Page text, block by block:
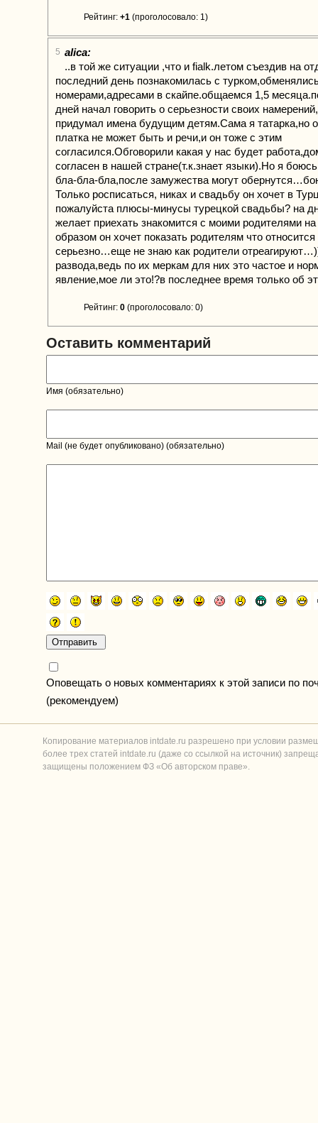
Рейтинг: +1 (проголосовало: 1)
5 alica:
..в той же ситуации ,что и fialk.летом съездив на
последний день познакомилась с
номерами,адресами в скайпе.общаемся 1,5
дней начал говорить о серьезности своих
придумал имена будущим детям.Сама я татарка,но
платка не может быть и речи,и он тоже с этим
согласился.Обговорили какая у нас будет
согласен в нашей стране(т.к.знает языки).Но я боюсь
бла-бла-бла,после замужества могут
Только росписаться, никах и свадьбу он хочет в
пожалуйста плюсы-минусы турецкой свадьбы? на
желает приехать знакомится с моими родителями
образом он хочет показать родителям что
серьезно…еще не знаю как родители
развода,ведь по их меркам для них это частое и
явление,мое ли это!?в последнее время только об
Рейтинг: 0 (проголосовало: 0)
Оставить комментарий
Имя (обязательно)
Mail (не будет опубликовано) (обязательно)
Оповещать о новых комментариях к этой записи по
(рекомендуем)
Копирование материалов intdate.ru разрешено при условии
более трех статей intdate.ru (даже со ссылкой на источник)
защищены положением ФЗ «Об авторском праве».